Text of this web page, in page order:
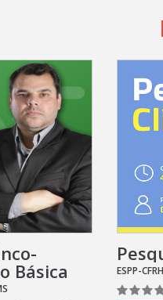
Básica ESPP-